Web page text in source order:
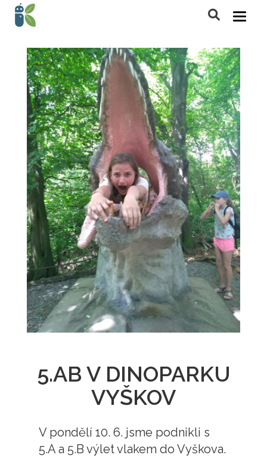
5.AB V DINOPARKU
VYŠKOV
V pondělí 10. 6. jsme podnikli s
5.A a 5.B výlet vlakem do Vyškova.